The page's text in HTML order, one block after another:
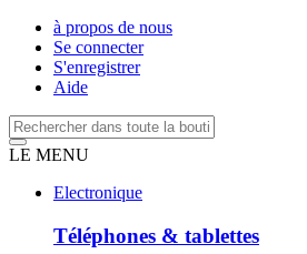
à propos de nous
Se connecter
S'enregistrer
Aide
LE MENU
Electronique
Téléphones & tablettes